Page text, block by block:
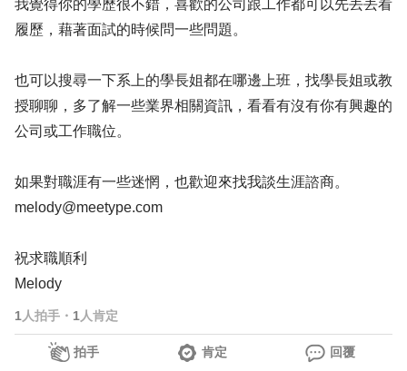
我覺得你的學歷很不錯，喜歡的公司跟工作都可以先丟丟看
履歷，藉著面試的時候問一些問題。
也可以搜尋一下系上的學長姐都在哪邊上班，找學長姐或教
授聊聊，多了解一些業界相關資訊，看看有沒有你有興趣的
公司或工作職位。
如果對職涯有一些迷惘，也歡迎來找我談生涯諮商。
melody@meetype.com
祝求職順利
Melody
1 人拍手 ・ 1 人肯定
拍手 肯定 回覆